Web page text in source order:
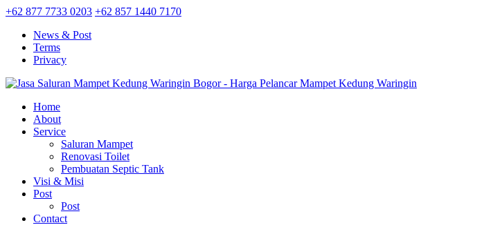
+62 877 7733 0203 +62 857 1440 7170
News & Post
Terms
Privacy
Home
About
Service
Saluran Mampet
Renovasi Toilet
Pembuatan Septic Tank
Visi & Misi
Post
Post
Contact